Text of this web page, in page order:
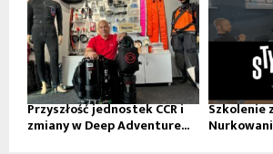
Przyszłość jednostek CCR i
zmiany w Deep Adventure...
Szkolenie